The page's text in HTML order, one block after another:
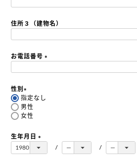
須
)
住所３（建物名）
お電話番号
性別
(
必
須
指定なし
男性
女性
生年月日
(
必